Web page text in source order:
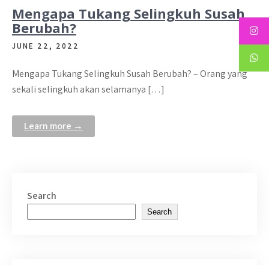
Mengapa Tukang Selingkuh Susah
Berubah?
JUNE 22, 2022
Mengapa Tukang Selingkuh Susah Berubah? – Orang yang
sekali selingkuh akan selamanya […]
Learn more →
Search
Search